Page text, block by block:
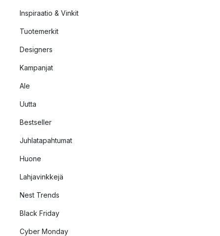
Inspiraatio & Vinkit
Tuotemerkit
Designers
Kampanjat
Ale
Uutta
Bestseller
Juhlatapahtumat
Huone
Lahjavinkkejä
Nest Trends
Black Friday
Cyber Monday